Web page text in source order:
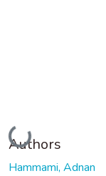
Loading...
Authors
Hammami, Adnan